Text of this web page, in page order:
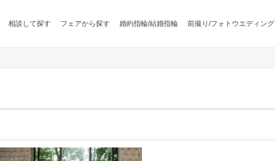
相談して探す フェアから探す 婚約指輪/結婚指輪 前撮り/フォトウエディング